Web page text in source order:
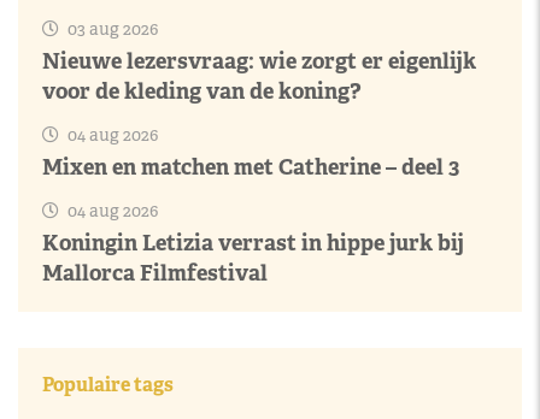
03 aug 2026
Nieuwe lezersvraag: wie zorgt er eigenlijk
voor de kleding van de koning?
04 aug 2026
Mixen en matchen met Catherine – deel 3
04 aug 2026
Koningin Letizia verrast in hippe jurk bij
Mallorca Filmfestival
Populaire tags